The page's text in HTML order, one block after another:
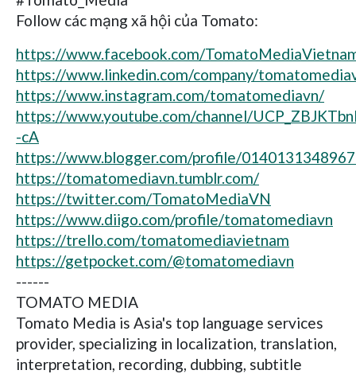
Follow các mạng xã hội của Tomato:
https://www.facebook.com/
https://www.linkedin.com/company/
https://www.instagram.com/tomatomediavn/
https://www.youtube.com/channel/
-cA
https://www.blogger.com/profile/
https://tomatomediavn.tumblr.com/
https://twitter.com/TomatoMediaVN
https://www.diigo.com/profile/tomatomediavn
https://trello.com/tomatomediavietnam
https://getpocket.com/@tomatomediavn
------
TOMATO MEDIA
Tomato Media is Asia's top language services
provider, specializing in localization, translation,
interpretation, recording, dubbing, subtitle